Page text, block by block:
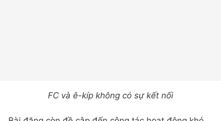
FC và ê-kíp không có sự kết nối